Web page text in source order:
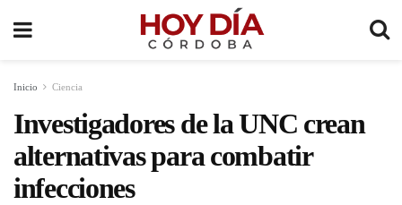
Inicio Ciencia
Investigadores de la UNC crean
alternativas para combatir
infecciones